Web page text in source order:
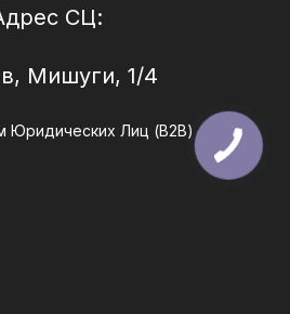
СЦ:
Мишуги, 1/4
Юридических Лиц (B2B)